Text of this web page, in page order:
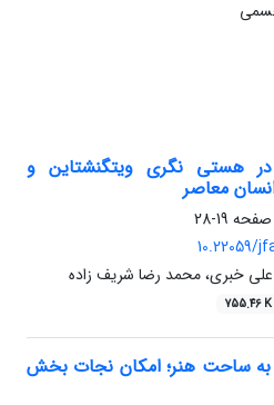
هستی نگری ویتگنشتاین و
معاصر
19-28
10.22059/
علی خبری، محمد رضا شریف زاده
755.46 K
ساحت هنر؛ امکان نجات بخش